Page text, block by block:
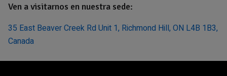
Ven a visitarnos en nuestra sede:
35 East Beaver Creek Rd Unit 1, Richmond Hill, ON L4B 1B3,
Canada